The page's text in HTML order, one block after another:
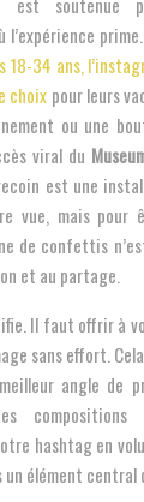
l’expérience
18-34 ans,
choix pour leurs
ou une
viral du
est une
vue, mais pour
de confettis
et au partage.
Il faut offrir à
sans effort.
angle de
compositions
hashtag en
un élément central